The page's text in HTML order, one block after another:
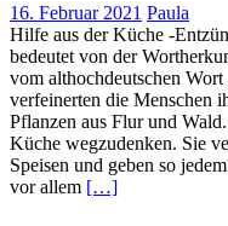
16. Februar 2021 Paula
Hilfe aus der Küche -
bedeutet von der
vom althochdeutschen
verfeinerten die Menschen
Pflanzen aus Flur und
Küche wegzudenken. Sie
Speisen und geben so
vor allem […]